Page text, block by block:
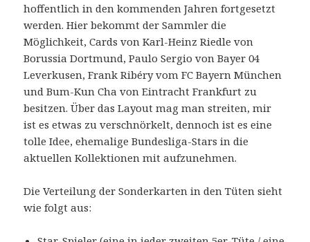
hoffentlich in den kommenden Jahren fortgesetzt
werden. Hier bekommt der Sammler die
Möglichkeit, Cards von Karl-Heinz Riedle von
Borussia Dortmund, Paulo Sergio von Bayer 04
Leverkusen, Frank Ribéry vom FC Bayern München
und Bum-Kun Cha von Eintracht Frankfurt zu
besitzen. Über das Layout mag man streiten, mir
ist es etwas zu verschnörkelt, dennoch ist es eine
tolle Idee, ehemalige Bundesliga-Stars in die
aktuellen Kollektionen mit aufzunehmen.
Die Verteilung der Sonderkarten in den Tüten sieht
wie folgt aus: